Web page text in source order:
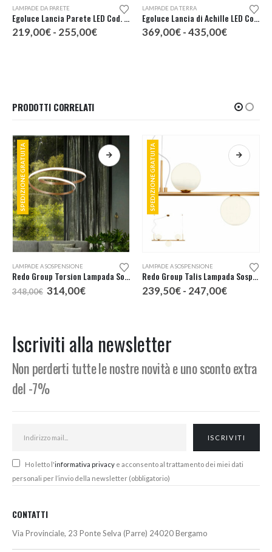
LAMPADE DA PARETE
Egoluce Lancia Parete LED Cod. 4567
219,00€ - 255,00€Fascia
LAMPADE DA TERRA
Egoluce Lancia di Achille LED Cod. 1567
369,00€ - 435,00€Fascia
PRODOTTI CORRELATI
SPEDIZIONE GRATUITA
LAMPADE A SOSPENSIONE
Redo Group Torsion Lampada Sospensione LED 74
348,00€ Il
prezzo
314,00€Il
SPEDIZIONE GRATUITA
LAMPADE A SOSPENSIONE
Redo Group Talis Lampada Sospensione 3 Luci
239,50€ - 247,00€Fascia
Iscriviti alla newsletter
Non perderti tutte le nostre novità e uno sconto extra
del -7%
Ho letto l'informativa privacy e acconsento al trattamento dei miei dati
personali per l’invio della newsletter (obbligatorio)
CONTATTI
Via Provinciale, 23 Ponte Selva (Parre) 24020 Bergamo